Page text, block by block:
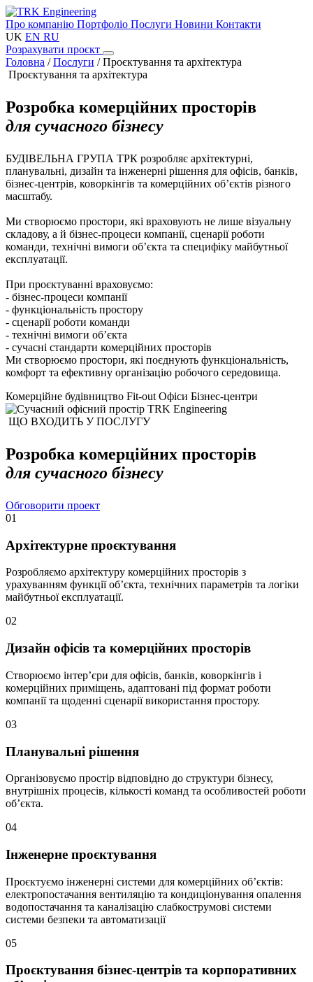
Про компанію Портфоліо Послуги Новини Контакти
UK EN RU
Розрахувати проєкт
Головна / Послуги / Проєктування та архітектура
Проєктування та архітектура
Розробка комерційних просторів
для сучасного бізнесу
БУДІВЕЛЬНА ГРУПА ТРК розробляє архітектурні,
планувальні, дизайн та інженерні рішення для офісів, банків,
бізнес-центрів, коворкінгів та комерційних об’єктів різного
масштабу.
Ми створюємо простори, які враховують не лише візуальну
складову, а й бізнес-процеси компанії, сценарії роботи
команди, технічні вимоги об’єкта та специфіку майбутньої
експлуатації.
При проєктуванні враховуємо:
- бізнес-процеси компанії
- функціональність простору
- сценарії роботи команди
- технічні вимоги об’єкта
- сучасні стандарти комерційних просторів
Ми створюємо простори, які поєднують функціональність,
комфорт та ефективну організацію робочого середовища.
Комерційне будівництво Fit-out Офіси Бізнес-центри
ЩО ВХОДИТЬ У ПОСЛУГУ
Розробка комерційних просторів
для сучасного бізнесу
Обговорити проект
01
Архітектурне проєктування
Розробляємо архітектуру комерційних просторів з
урахуванням функції об’єкта, технічних параметрів та логіки
майбутньої експлуатації.
02
Дизайн офісів та комерційних просторів
Створюємо інтер’єри для офісів, банків, коворкінгів і
комерційних приміщень, адаптовані під формат роботи
компанії та щоденні сценарії використання простору.
03
Планувальні рішення
Організовуємо простір відповідно до структури бізнесу,
внутрішніх процесів, кількості команд та особливостей роботи
об’єкта.
04
Інженерне проєктування
Проєктуємо інженерні системи для комерційних об’єктів:
електропостачання вентиляцію та кондиціонування опалення
водопостачання та каналізацію слабкострумові системи
системи безпеки та автоматизації
05
Проєктування бізнес-центрів та корпоративних